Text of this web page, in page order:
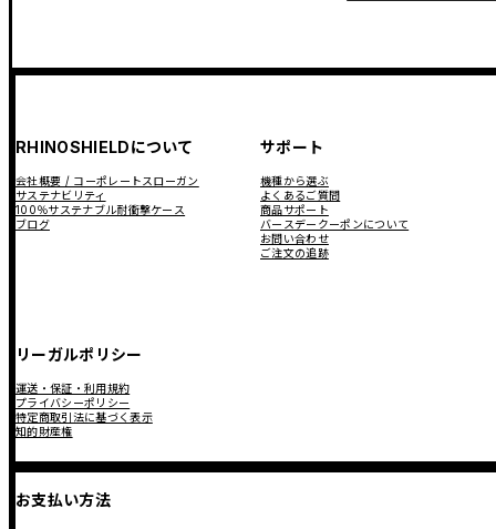
RHINOSHIELDについて
会社概要 / コーポレートスローガン
サステナビリティ
100％サステナブル耐衝撃ケース
ブログ
サポート
機種から選ぶ
よくあるご質問
商品サポート
バースデークーポンについて
お問い合わせ
ご注文の追跡
リーガルポリシー
運送・保証・利用規約
プライバシーポリシー
特定商取引法に基づく表示
知的財産権
お支払い方法